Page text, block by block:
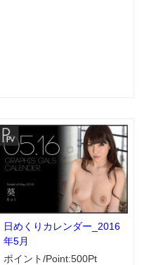
日めくりカレンダー_2016
年5月
ポイント/Point:500Pt